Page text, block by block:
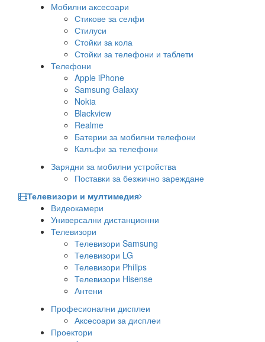
Мобилни аксесоари
Стикове за селфи
Стилуси
Стойки за кола
Стойки за телефони и таблети
Телефони
Apple iPhone
Samsung Galaxy
Nokia
Blackview
Realme
Батерии за мобилни телефони
Калъфи за телефони
Зарядни за мобилни устройства
Поставки за безжично зареждане
Телевизори и мултимедия
Видеокамери
Универсални дистанционни
Телевизори
Телевизори Samsung
Телевизори LG
Телевизори Philips
Телевизори Hisense
Антени
Професионални дисплеи
Аксесоари за дисплеи
Проектори